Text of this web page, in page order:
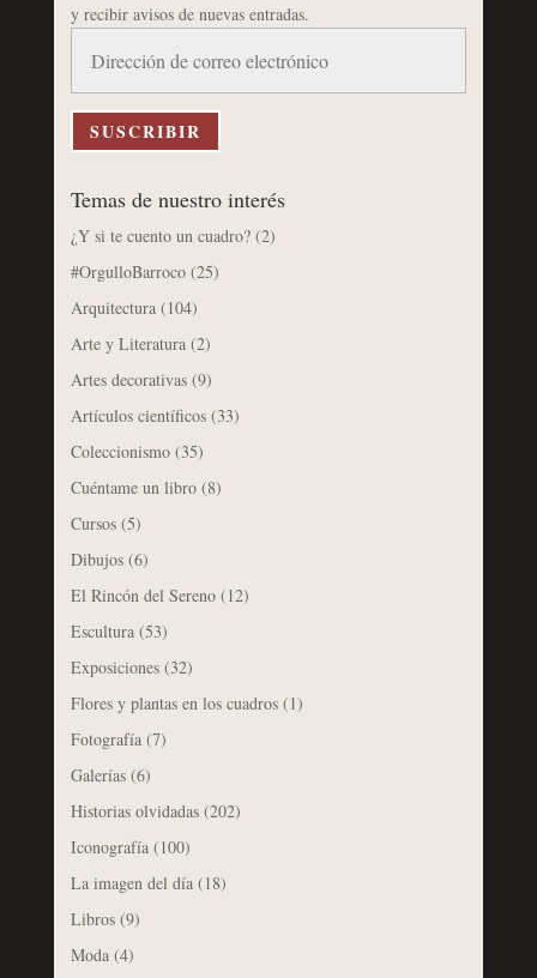
y recibir avisos de nuevas entradas.
correo
electrónico
SUSCRIBIR
Temas de nuestro interés
¿Y si te cuento un cuadro?(2)
#OrgulloBarroco(25)
Arquitectura(104)
Arte y Literatura(2)
Artes decorativas(9)
Artículos científicos(33)
Coleccionismo(35)
Cuéntame un libro(8)
Cursos(5)
Dibujos(6)
El Rincón del Sereno(12)
Escultura(53)
Exposiciones(32)
Flores y plantas en los cuadros(1)
Fotografía(7)
Galerías(6)
Historias olvidadas(202)
Iconografía(100)
La imagen del día(18)
Libros(9)
Moda(4)